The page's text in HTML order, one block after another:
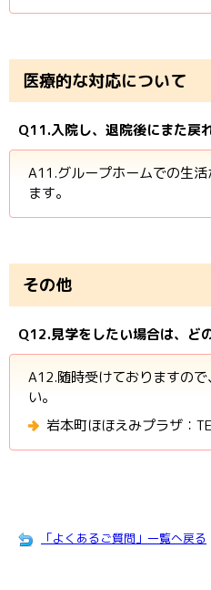
医療的な対応について
Q11.入院し、退院後にまた戻
A11.グループホームでの生
ます。
その他
Q12.見学をしたい場合は、ど
A12.随時受けておりますの
い。
岩本町ほほえみプラザ：
「よくあるご質問」一覧へ戻る